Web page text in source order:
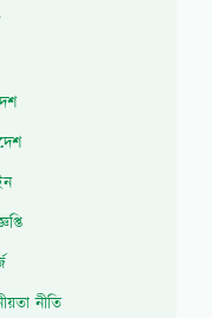
নীতি